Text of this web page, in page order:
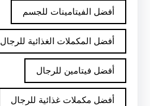
أفضل الفيتامينات للجسم
أفضل المكملات الغذائية للرجال
أفضل فيتامين للرجال
أفضل مكملات غذائية للرجال